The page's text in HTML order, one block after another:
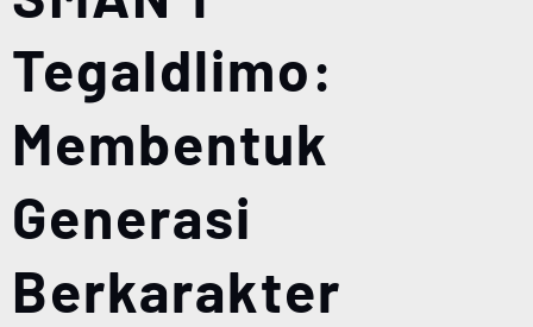
Tegaldlimo:
Membentuk
Generasi
Berkarakter